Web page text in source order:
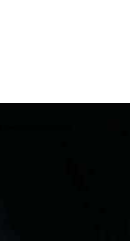
Sarajevu